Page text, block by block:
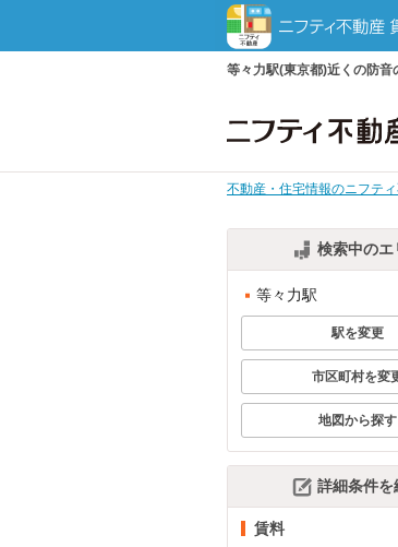
等々力駅(東京都)近くの防音
不動産・住宅情報のニフテ
検索中のエ
等々力駅
駅を変更
市区町村を変
地図から探す
詳細条件を
賃料